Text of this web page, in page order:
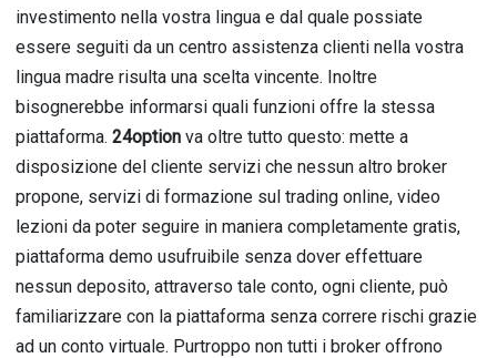
investimento nella vostra lingua e dal quale possiate
essere seguiti da un centro assistenza clienti nella vostra
lingua madre risulta una scelta vincente. Inoltre
bisognerebbe informarsi quali funzioni offre la stessa
piattaforma. 24option va oltre tutto questo: mette a
disposizione del cliente servizi che nessun altro broker
propone, servizi di formazione sul trading online, video
lezioni da poter seguire in maniera completamente gratis,
piattaforma demo usufruibile senza dover effettuare
nessun deposito, attraverso tale conto, ogni cliente, può
familiarizzare con la piattaforma senza correre rischi grazie
ad un conto virtuale. Purtroppo non tutti i broker offrono